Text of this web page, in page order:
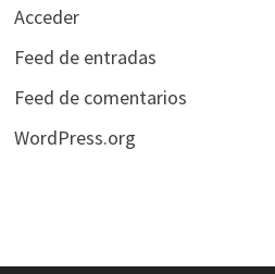
Acceder
Feed de entradas
Feed de comentarios
WordPress.org